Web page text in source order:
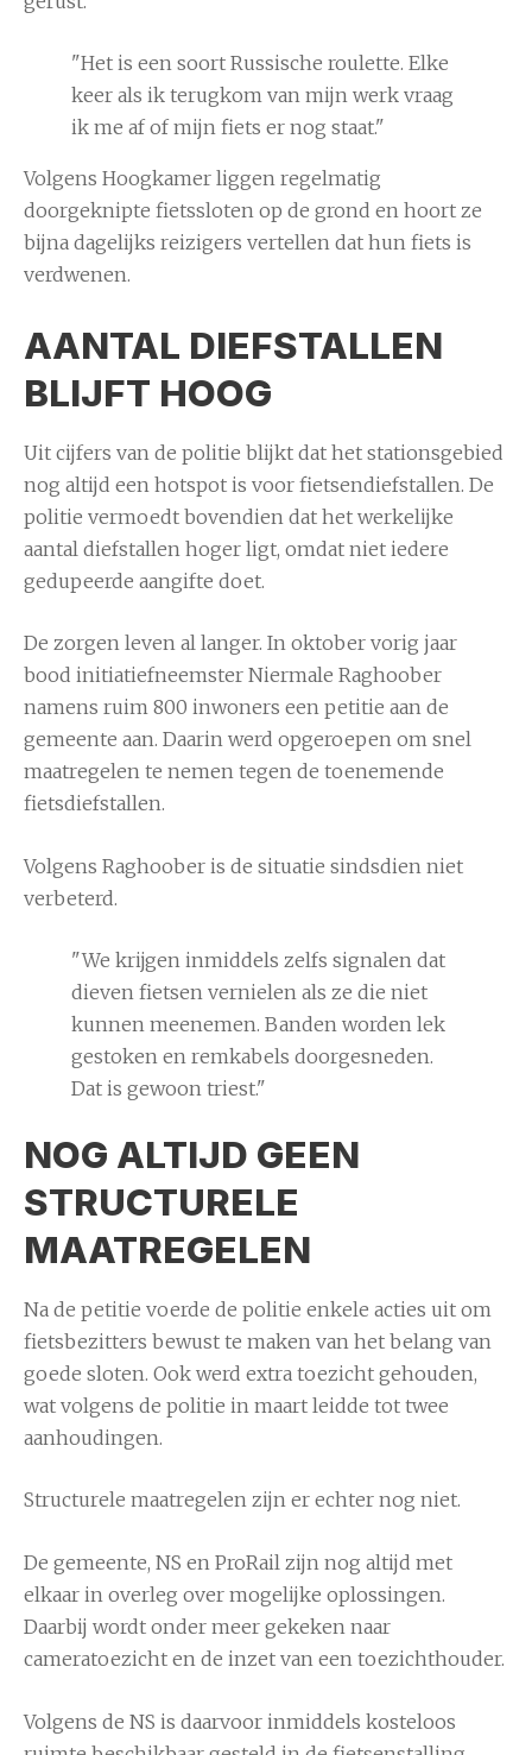
"Het is een soort Russische roulette. Elke
keer als ik terugkom van mijn werk vraag
ik me af of mijn fiets er nog staat."
Volgens Hoogkamer liggen regelmatig
doorgeknipte fietssloten op de grond en hoort ze
bijna dagelijks reizigers vertellen dat hun fiets is
verdwenen.
AANTAL DIEFSTALLEN
BLIJFT HOOG
Uit cijfers van de politie blijkt dat het stationsgebied
nog altijd een hotspot is voor fietsendiefstallen. De
politie vermoedt bovendien dat het werkelijke
aantal diefstallen hoger ligt, omdat niet iedere
gedupeerde aangifte doet.
De zorgen leven al langer. In oktober vorig jaar
bood initiatiefneemster Niermale Raghoober
namens ruim 800 inwoners een petitie aan de
gemeente aan. Daarin werd opgeroepen om snel
maatregelen te nemen tegen de toenemende
fietsdiefstallen.
Volgens Raghoober is de situatie sindsdien niet
verbeterd.
"We krijgen inmiddels zelfs signalen dat
dieven fietsen vernielen als ze die niet
kunnen meenemen. Banden worden lek
gestoken en remkabels doorgesneden.
Dat is gewoon triest."
NOG ALTIJD GEEN
STRUCTURELE
MAATREGELEN
Na de petitie voerde de politie enkele acties uit om
fietsbezitters bewust te maken van het belang van
goede sloten. Ook werd extra toezicht gehouden,
wat volgens de politie in maart leidde tot twee
aanhoudingen.
Structurele maatregelen zijn er echter nog niet.
De gemeente, NS en ProRail zijn nog altijd met
elkaar in overleg over mogelijke oplossingen.
Daarbij wordt onder meer gekeken naar
cameratoezicht en de inzet van een toezichthouder.
Volgens de NS is daarvoor inmiddels kosteloos